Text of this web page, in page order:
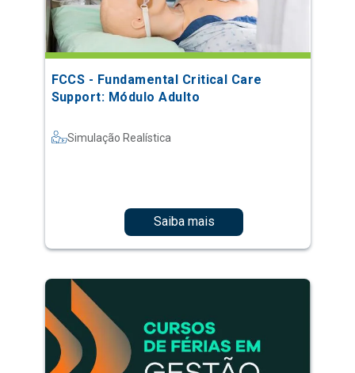
FCCS - Fundamental Critical Care
Support: Módulo Adulto
Simulação Realística
Saiba mais